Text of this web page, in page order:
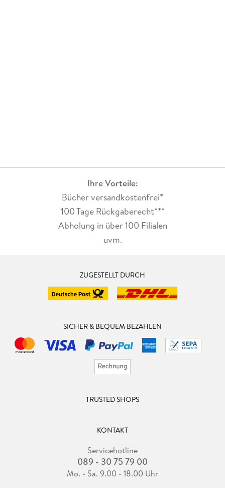
Ihre Vorteile:
Bücher versandkostenfrei*
100 Tage Rückgaberecht***
Abholung in über 100 Filialen
uvm.
ZUGESTELLT DURCH
SICHER & BEQUEM BEZAHLEN
TRUSTED SHOPS
KONTAKT
Servicehotline
089 - 30 75 79 00
Mo. - Sa. 9.00 - 18.00 Uhr